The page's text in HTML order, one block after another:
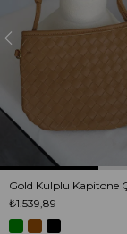
Gold Kulplu Kapitone
₺1.539,89